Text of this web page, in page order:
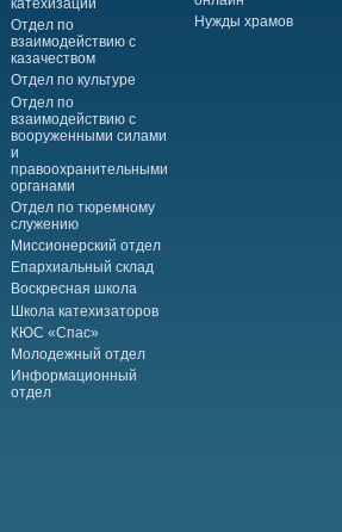
катехизации
Отдел по
взаимодействию с
казачеством
Отдел по культуре
Отдел по
взаимодействию с
вооруженными силами
и
правоохранительными
органами
Отдел по тюремному
служению
Миссионерский отдел
Епархиальный склад
Воскресная школа
Школа катехизаторов
КЮС «Спас»
Молодежный отдел
Информационный
отдел
Нужды храмов